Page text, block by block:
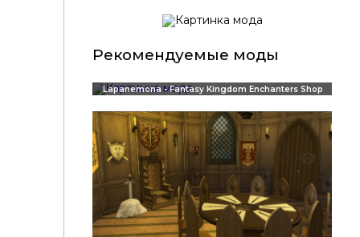
Рекомендуемые моды
Lapanemona - Fantasy Kingdom Enchanters Shop
Decor - modco